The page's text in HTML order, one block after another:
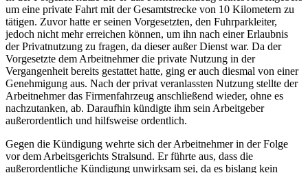
um eine private Fahrt mit der Gesamtstrecke von 10 Kilometern zu
tätigen. Zuvor hatte er seinen Vorgesetzten, den Fuhrparkleiter,
jedoch nicht mehr erreichen können, um ihn nach einer Erlaubnis
der Privatnutzung zu fragen, da dieser außer Dienst war. Da der
Vorgesetzte dem Arbeitnehmer die private Nutzung in der
Vergangenheit bereits gestattet hatte, ging er auch diesmal von einer
Genehmigung aus. Nach der privat veranlassten Nutzung stellte der
Arbeitnehmer das Firmenfahrzeug anschließend wieder, ohne es
nachzutanken, ab. Daraufhin kündigte ihm sein Arbeitgeber
außerordentlich und hilfsweise ordentlich.
Gegen die Kündigung wehrte sich der Arbeitnehmer in der Folge
vor dem Arbeitsgerichts Stralsund. Er führte aus, dass die
außerordentliche Kündigung unwirksam sei, da es bislang kein